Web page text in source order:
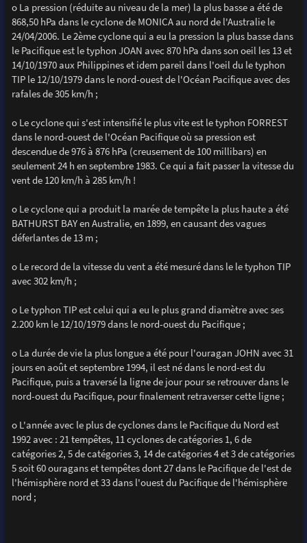
o La pression (réduite au niveau de la mer) la plus basse a été de
868,50 hPa dans le cyclone de MONICA au nord de l'Australie le
24/04/2006. Le 2ème cyclone qui a eu la pression la plus basse dans
le Pacifique est le typhon JOAN avec 870 hPa dans son oeil les 13 et
14/10/1970 aux Philippines et idem pareil dans l'oeil du le typhon
TIP le 12/10/1979 dans le nord-ouest de l'Océan Pacifique avec des
rafales de 305 km/h ;
o Le cyclone qui s'est intensifié le plus vite est le typhon FORREST
dans le nord-ouest de l'Océan Pacifique où sa pression est
descendue de 976 à 876 hPa (creusement de 100 millibars) en
seulement 24 h en septembre 1983. Ce qui a fait passer la vitesse du
vent de 120 km/h à 285 km/h !
o Le cyclone qui a produit la marée de tempête la plus haute a été
BATHURST BAY en Australie, en 1899, en causant des vagues
déferlantes de 13 m ;
o Le record de la vitesse du vent a été mesuré dans le le typhon TIP
avec 302 km/h ;
o Le typhon TIP est celui qui a eu le plus grand diamètre avec ses
2.200 km le 12/10/1979 dans le nord-ouest du Pacifique ;
o La durée de vie la plus longue a été pour l'ouragan JOHN avec 31
jours en août et septembre 1994, il est né dans le nord-est du
Pacifique, puis a traversé la ligne de jour pour se retrouver dans le
nord-ouest du Pacifique, pour finalement retraverser cette ligne ;
o L'année avec le plus de cyclones dans le Pacifique du Nord est
1992 avec : 21 tempêtes, 11 cyclones de catégories 1, 6 de
catégories 2, 5 de catégories 3, 14 de catégories 4 et 3 de catégories
5 soit 60 ouragans et tempêtes dont 27 dans le Pacifique de l'est de
l'hémisphère nord et 33 dans l'ouest du Pacifique de l'hémisphère
nord ;